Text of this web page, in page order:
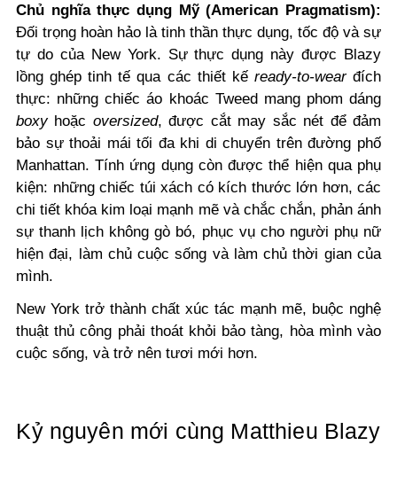
Chủ nghĩa thực dụng Mỹ (American Pragmatism):
Đối trọng hoàn hảo là tinh thần thực dụng, tốc độ và sự
tự do của New York. Sự thực dụng này được Blazy
lồng ghép tinh tế qua các thiết kế ready-to-wearđích
thực: những chiếc áo khoác Tweed mang phom dáng
boxyhoặc oversized, được cắt may sắc nét để đảm
bảo sự thoải mái tối đa khi di chuyển trên đường phố
Manhattan. Tính ứng dụng còn được thể hiện qua phụ
kiện: những chiếc túi xách có kích thước lớn hơn, các
chi tiết khóa kim loại mạnh mẽ và chắc chắn, phản ánh
sự thanh lịch không gò bó, phục vụ cho người phụ nữ
hiện đại, làm chủ cuộc sống và làm chủ thời gian của
mình.
New York trở thành chất xúc tác mạnh mẽ, buộc nghệ
thuật thủ công phải thoát khỏi bảo tàng, hòa mình vào
cuộc sống, và trở nên tươi mới hơn.
Kỷ nguyên mới cùng Matthieu Blazy